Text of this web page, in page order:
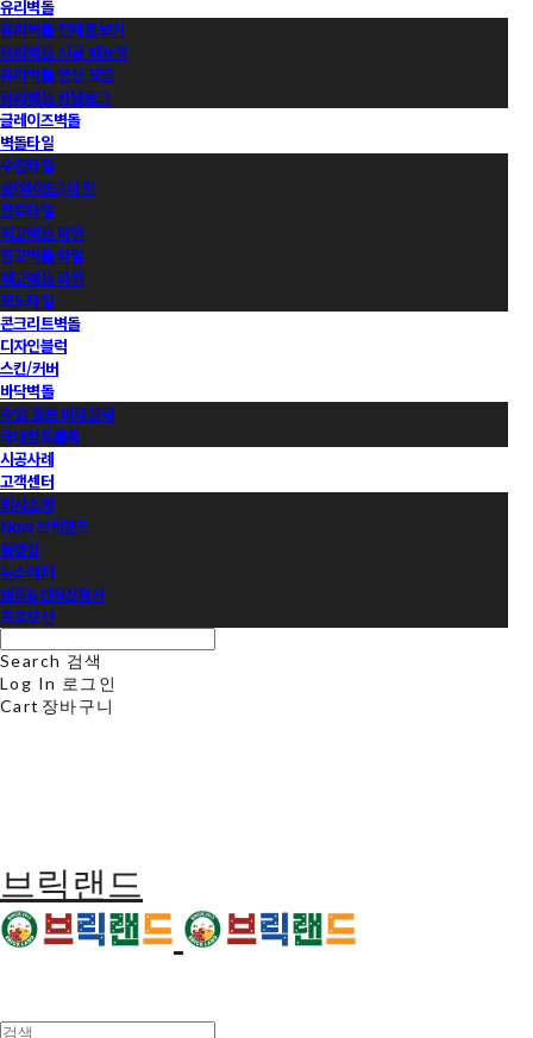
유리벽돌
유리벽돌 전제품보기
유리벽돌 시공 매뉴얼
유리벽돌 영상 모음
유리벽돌 카달로그
글레이즈벽돌
벽돌타일
수입타일
롱(와이드) 타일
점토타일
적고벽돌 타일
청고벽돌 타일
백고벽돌 타일
모노타일
콘크리트벽돌
디자인블럭
스킨/커버
바닥벽돌
수입 점토 바닥블럭
국내점토블록
시공사례
고객센터
회사소개
Now 브릭랜드
동영상
뉴스레터
샘플&견적신청서
프로모션
Search 검색
Log In 로그인
Cart 장바구니
브릭랜드